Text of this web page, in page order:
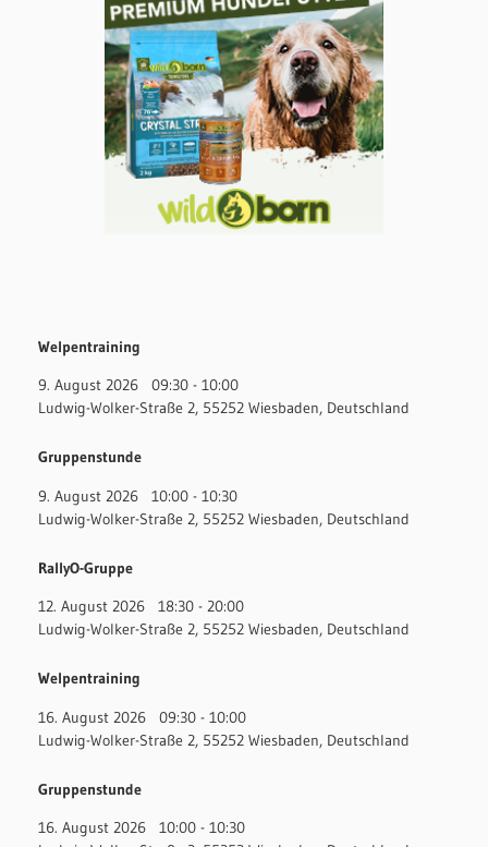
Welpentraining
9. August 2026
09:30 -10:00
Ludwig-Wolker-Straße 2, 55252 Wiesbaden, Deutschland
Gruppenstunde
9. August 2026
10:00 -10:30
Ludwig-Wolker-Straße 2, 55252 Wiesbaden, Deutschland
RallyO-Gruppe
12. August 2026
18:30 -20:00
Ludwig-Wolker-Straße 2, 55252 Wiesbaden, Deutschland
Welpentraining
16. August 2026
09:30 -10:00
Ludwig-Wolker-Straße 2, 55252 Wiesbaden, Deutschland
Gruppenstunde
16. August 2026
10:00 -10:30